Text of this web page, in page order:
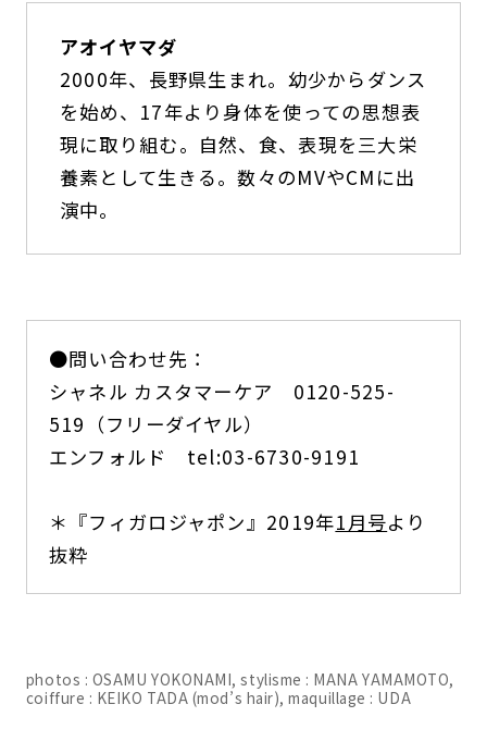
アオイヤマダ
2000年、長野県生まれ。幼少からダンス
を始め、17年より身体を使っての思想表
現に取り組む。自然、食、表現を三大栄
養素として生きる。数々のMVやCMに出
演中。
●問い合わせ先：
シャネル カスタマーケア 0120-525-
519（フリーダイヤル）
エンフォルド tel:03-6730-9191
＊『フィガロジャポン』2019年1月号より
抜粋
photos : OSAMU YOKONAMI, stylisme : MANA YAMAMOTO,
coiffure : KEIKO TADA (mod’s hair), maquillage : UDA